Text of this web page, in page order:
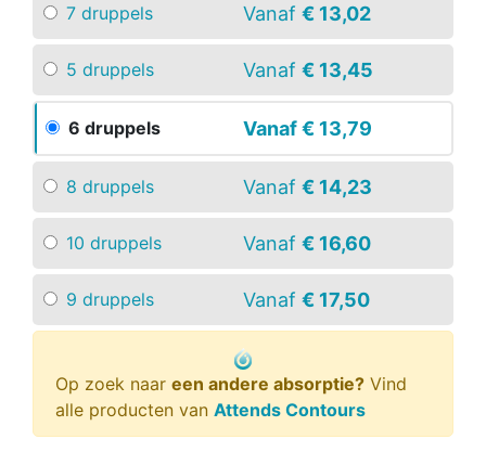
7 druppels Vanaf € 13,02
5 druppels Vanaf € 13,45
6 druppels Vanaf€ 13,79
8 druppels Vanaf € 14,23
10 druppels Vanaf € 16,60
9 druppels Vanaf € 17,50
Op zoek naar een andere absorptie? Vind
alle producten van Attends Contours